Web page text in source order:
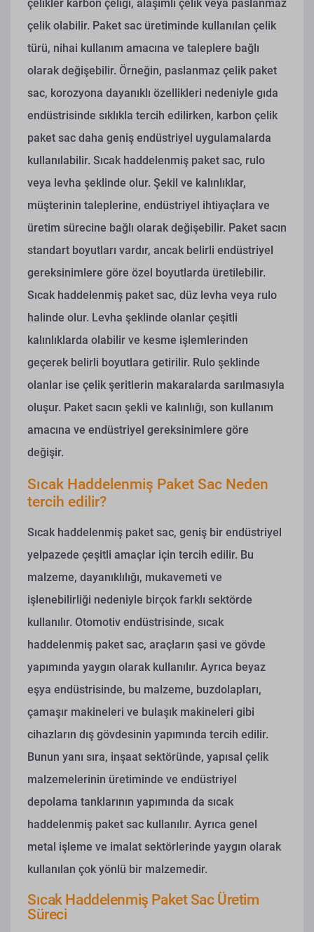
çelikler karbon çeliği, alaşımlı çelik veya paslanmaz
çelik olabilir. Paket sac üretiminde kullanılan çelik
türü, nihai kullanım amacına ve taleplere bağlı
olarak değişebilir. Örneğin, paslanmaz çelik paket
sac, korozyona dayanıklı özellikleri nedeniyle gıda
endüstrisinde sıklıkla tercih edilirken, karbon çelik
paket sac daha geniş endüstriyel uygulamalarda
kullanılabilir. Sıcak haddelenmiş paket sac, rulo
veya levha şeklinde olur. Şekil ve kalınlıklar,
müşterinin taleplerine, endüstriyel ihtiyaçlara ve
üretim sürecine bağlı olarak değişebilir. Paket sacın
standart boyutları vardır, ancak belirli endüstriyel
gereksinimlere göre özel boyutlarda üretilebilir.
Sıcak haddelenmiş paket sac, düz levha veya rulo
halinde olur. Levha şeklinde olanlar çeşitli
kalınlıklarda olabilir ve kesme işlemlerinden
geçerek belirli boyutlara getirilir. Rulo şeklinde
olanlar ise çelik şeritlerin makaralarda sarılmasıyla
oluşur. Paket sacın şekli ve kalınlığı, son kullanım
amacına ve endüstriyel gereksinimlere göre
değişir.
Sıcak Haddelenmiş Paket Sac Neden
tercih edilir?
Sıcak haddelenmiş paket sac, geniş bir endüstriyel
yelpazede çeşitli amaçlar için tercih edilir. Bu
malzeme, dayanıklılığı, mukavemeti ve
işlenebilirliği nedeniyle birçok farklı sektörde
kullanılır. Otomotiv endüstrisinde, sıcak
haddelenmiş paket sac, araçların şasi ve gövde
yapımında yaygın olarak kullanılır. Ayrıca beyaz
eşya endüstrisinde, bu malzeme, buzdolapları,
çamaşır makineleri ve bulaşık makineleri gibi
cihazların dış gövdesinin yapımında tercih edilir.
Bunun yanı sıra, inşaat sektöründe, yapısal çelik
malzemelerinin üretiminde ve endüstriyel
depolama tanklarının yapımında da sıcak
haddelenmiş paket sac kullanılır. Ayrıca genel
metal işleme ve imalat sektörlerinde yaygın olarak
kullanılan çok yönlü bir malzemedir.
Sıcak Haddelenmiş Paket Sac Üretim
Süreci